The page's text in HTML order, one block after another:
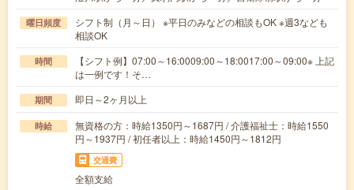
曜日頻度
シフト制（月～日） ※平日のみなどの相談もOK ※週3なども
相談OK
時間
【シフト例】07:00～16:0009:00～18:0017:00～09:00※ 上記
は一例です！そ…
期間 即日～2ヶ月以上
時給
無資格の方：時給1350円～1687円 / 介護福祉士：時給1550
円～1937円 / 初任者以上：時給1450円～1812円
交通費
全額支給